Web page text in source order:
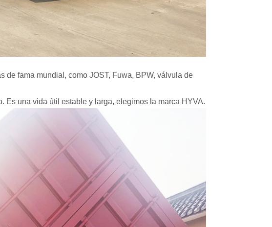
de fama mundial, como JOST, Fuwa, BPW, válvula de
Es una vida útil estable y larga, elegimos la marca HYVA.